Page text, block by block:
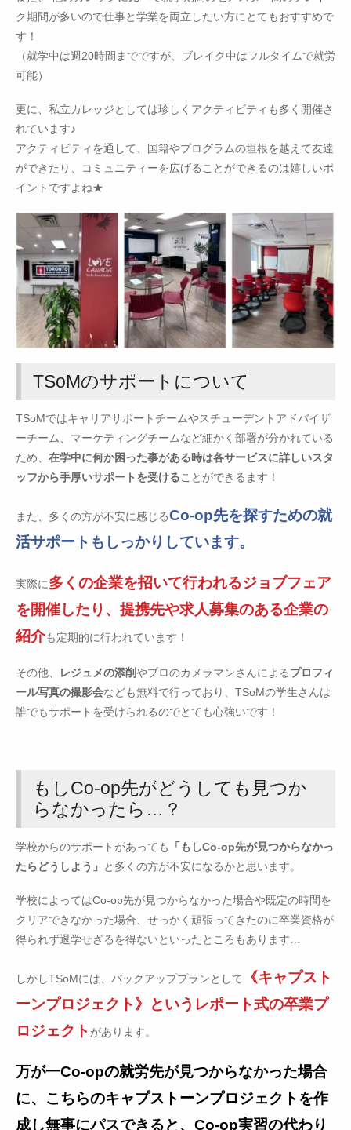
ク期間が多いので仕事と学業を両立したい方にとてもおすすめで
す！
（就学中は週20時間までですが、ブレイク中はフルタイムで就労
可能）
更に、私立カレッジとしては珍しくアクティビティも多く開催さ
れています♪
アクティビティを通して、国籍やプログラムの垣根を越えて友達
ができたり、コミュニティーを広げることができるのは嬉しいポ
イントですよね★
TSoMのサポートについて
TSoMではキャリアサポートチームやスチューデントアドバイザ
ーチーム、マーケティングチームなど細かく部署が分かれている
ため、 在学中に何か困った事がある時は各サービスに詳しいスタ
ッフから手厚いサポートを受けることができるます！
また、多くの方が不安に感じるCo-op先を探すための就
活サポートもしっかりしています。
実際に多くの企業を招いて行われるジョブフェア
を開催したり、提携先や求人募集のある企業の
紹介も定期的に行われています！
その他、 レジュメの添削やプロのカメラマンさんによるプロフィ
ール写真の撮影会なども無料で行っており、TSoMの学生さんは
誰でもサポートを受けられるのでとても心強いです！
もしCo-op先がどうしても見つか
らなかったら…？
学校からのサポートがあっても
「もしCo-op先が見つからなかっ
たらどうしよう」 と多くの方が不安になるかと思います。
学校によってはCo-op先が見つからなかった場合や既定の時間を
クリアできなかった場合、せっかく頑張ってきたのに卒業資格が
得られず退学せざるを得ないといったところもあります…
しかしTSoMには、バックアッププランとして
《キャプスト
ーンプロジェクト》というレポート式の卒業プ
ロジェクト があります。
万が一Co-opの就労先が見つからなかった場合
に、こちらのキャプストーンプロジェクトを作
成し無事にパスできると、Co-op実習の代わり